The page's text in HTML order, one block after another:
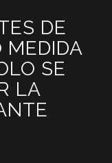
DE
MEDIDA
SE
LA